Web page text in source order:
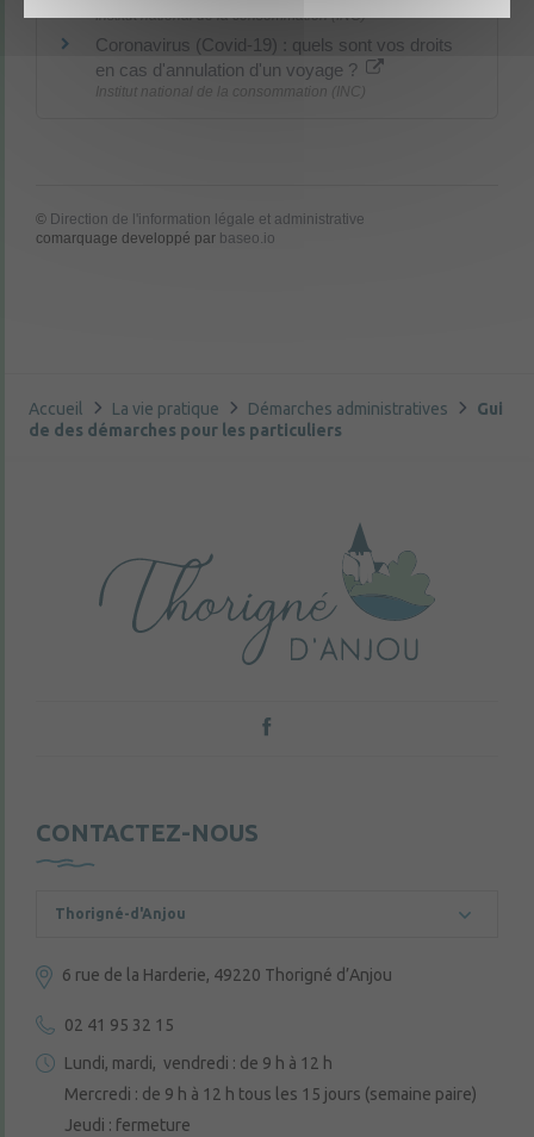
Institut national de la consommation (INC)
Coronavirus (Covid-19) : quels sont vos droits
en cas d'annulation d'un voyage ?
Institut national de la consommation (INC)
© Direction de l'information légale et administrative
comarquage developpé par baseo.io
Accueil La vie pratique Démarches administratives
Gui
de des démarches pour les particuliers
CONTACTEZ-NOUS
Thorigné-d'Anjou
6 rue de la Harderie, 49220 Thorigné d’Anjou
02 41 95 32 15
Lundi, mardi, vendredi : de 9 h à 12 h
Mercredi : de 9 h à 12 h tous les 15 jours (semaine paire)
Jeudi : fermeture